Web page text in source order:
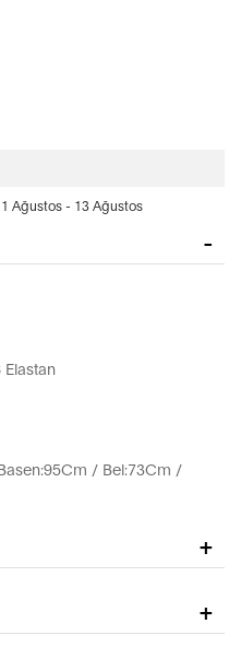
Ağustos - 13 Ağustos
/ Bel:73Cm /